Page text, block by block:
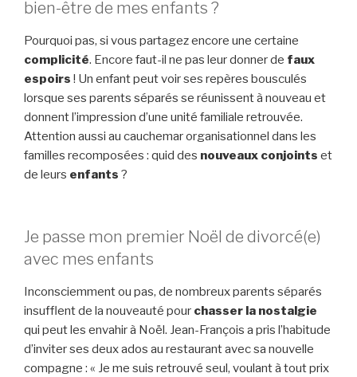
bien-être de mes enfants ?
Pourquoi pas, si vous partagez encore une certaine
complicité. Encore faut-il ne pas leur donner de faux
espoirs ! Un enfant peut voir ses repères bousculés
lorsque ses parents séparés se réunissent à nouveau et
donnent l’impression d’une unité familiale retrouvée.
Attention aussi au cauchemar organisationnel dans les
familles recomposées : quid des nouveaux conjoints et
de leurs enfants ?
Je passe mon premier Noël de divorcé(e)
avec mes enfants
Inconsciemment ou pas, de nombreux parents séparés
insufflent de la nouveauté pour chasser la nostalgie
qui peut les envahir à Noël. Jean-François a pris l’habitude
d’inviter ses deux ados au restaurant avec sa nouvelle
compagne : « Je me suis retrouvé seul, voulant à tout prix